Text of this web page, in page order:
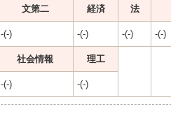
文第二 経済 法
-(-) -(-) -(-) -(-)
社会情報
理工
-(-) -(-)